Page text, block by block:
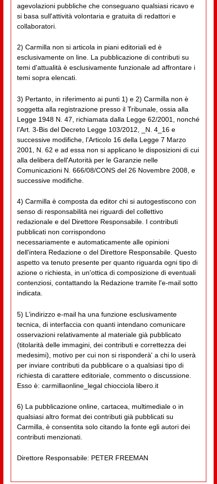
agevolazioni pubbliche che conseguano qualsiasi ricavo e
si basa sull'attività volontaria e gratuita di redattori e
collaboratori.
2) Carmilla non si articola in piani editoriali ed è
esclusivamente on line. La pubblicazione di contributi su
temi d'attualità è esclusivamente funzionale ad affrontare i
temi sopra elencati.
3) Pertanto, in riferimento ai punti 1) e 2) Carmilla non è
soggetta alla registrazione presso il Tribunale, ossia alla
Legge 1948 N. 47, richiamata dalla Legge 62/2001, nonché
l’Art. 3-Bis del Decreto Legge 103/2012, _N. 4_16 e
successive modifiche, l’Articolo 16 della Legge 7 Marzo
2001, N. 62 e ad essa non si applicano le disposizioni di cui
alla delibera dell'Autorità per le Garanzie nelle
Comunicazioni N. 666/08/CONS del 26 Novembre 2008, e
successive modifiche.
4) Carmilla è composta da editor chi si autogestiscono con
senso di responsabilità nei riguardi del collettivo
redazionale e del Direttore Responsabile. I contributi
pubblicati non corrispondono
necessariamente e automaticamente alle opinioni
dell'intera Redazione o del Direttore Responsabile. Questo
aspetto va tenuto presente per quanto riguarda ogni tipo di
azione o richiesta, in un'ottica di composizione di eventuali
contenziosi, contattando la Redazione tramite l'e-mail sotto
indicata.
5) L’indirizzo e-mail ha una funzione esclusivamente
tecnica, di interfaccia con quanti intendano comunicare
osservazioni relativamente al materiale già pubblicato
(titolarità delle immagini, dei contributi e correttezza dei
medesimi), motivo per cui non si risponderà' a chi lo userà
per inviare contributi da pubblicare o a qualsiasi tipo di
richiesta di carattere editoriale, commento o discussione.
Esso è: carmillaonline_legal chiocciola libero.it
6) La pubblicazione online, cartacea, multimediale o in
qualsiasi altro format dei contributi già pubblicati su
Carmilla, è consentita solo citando la fonte egli autori dei
contributi menzionati.
Direttore Responsabile: PETER FREEMAN